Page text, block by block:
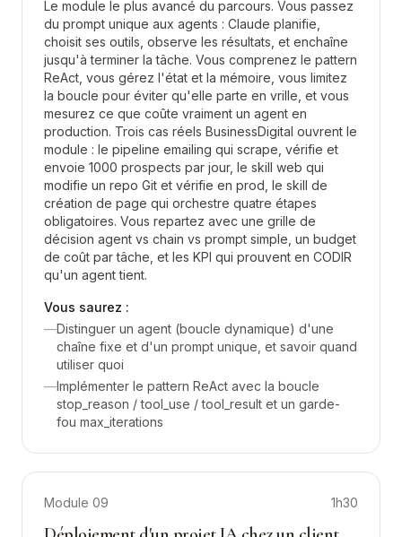
Le module le plus avancé du parcours. Vous passez
du prompt unique aux agents : Claude planifie,
choisit ses outils, observe les résultats, et enchaîne
jusqu'à terminer la tâche. Vous comprenez le pattern
ReAct, vous gérez l'état et la mémoire, vous limitez
la boucle pour éviter qu'elle parte en vrille, et vous
mesurez ce que coûte vraiment un agent en
production. Trois cas réels BusinessDigital ouvrent le
module : le pipeline emailing qui scrape, vérifie et
envoie 1000 prospects par jour, le skill web qui
modifie un repo Git et vérifie en prod, le skill de
création de page qui orchestre quatre étapes
obligatoires. Vous repartez avec une grille de
décision agent vs chain vs prompt simple, un budget
de coût par tâche, et les KPI qui prouvent en CODIR
qu'un agent tient.
Vous saurez :
—Distinguer un agent (boucle dynamique) d'une
chaîne fixe et d'un prompt unique, et savoir quand
utiliser quoi
—Implémenter le pattern ReAct avec la boucle
stop_reason / tool_use / tool_result et un garde-
fou max_iterations
Module 09 1h30